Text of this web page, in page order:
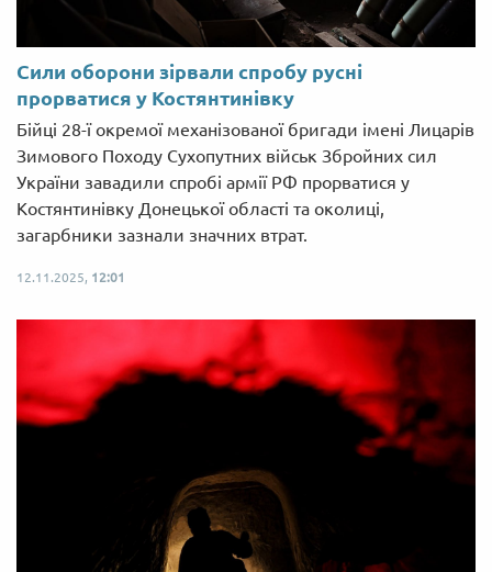
Сили оборони зірвали спробу русні
прорватися у Костянтинівку
Бійці 28-ї окремої механізованої бригади імені Лицарів
Зимового Походу Сухопутних військ Збройних сил
України завадили спробі армії РФ прорватися у
Костянтинівку Донецької області та околиці,
загарбники зазнали значних втрат.
12.11.2025, 12:01